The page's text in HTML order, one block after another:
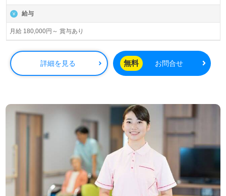
給与
月給 180,000円～ 賞与あり
詳細を見る 無料 お問合せ